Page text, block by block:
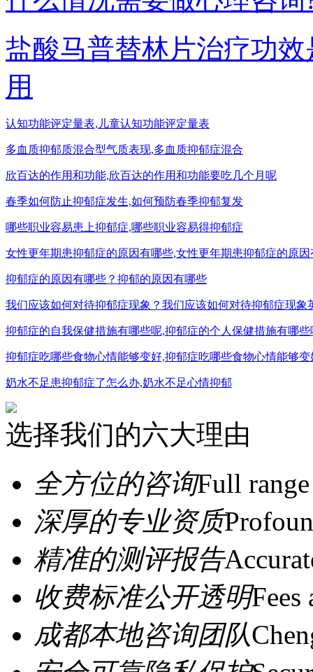
盐酸马普替林片治疗功
用
认知功能评定量表,儿童认知功能评定量表
多血质抑郁质混合型气质表现,多血质抑郁症混合
欣百达的作用和功能,欣百达的作用和功能要吃几个月呢
春季如何防止抑郁症发生,如何预防春季抑郁复发
哪些职业容易患上抑郁症,哪些职业容易得抑郁症
女性更年期患抑郁症的原因有哪些,女性更年期患抑郁症的原
抑郁症的原因有哪些？抑郁的原因有哪些
我们应该如何对待抑郁症现象？我们应该如何对待抑郁症现象
抑郁症的自我保健措施有哪些呢,抑郁症的个人保健措施有哪些
抑郁症吃哪些食物心情能够变好,抑郁症吃哪些食物心情能够变
奶水不足患抑郁症了怎么办,奶水不足心情抑郁
选择我们的六大理由
全方位的咨询Full
深厚的专业资质
精准的测评报告
收费标准公开透明Fees
成都本地咨询团队